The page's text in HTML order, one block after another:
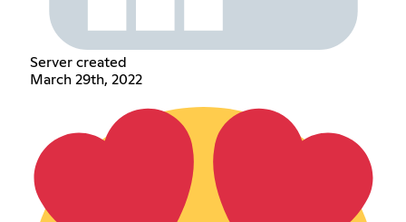
Server created
March 29th, 2022